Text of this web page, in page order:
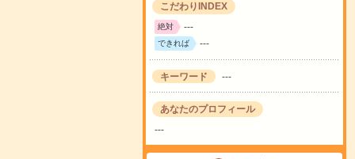
こだわりINDEX
絶対 ---
できれば ---
キーワード ---
あなたのプロフィール
---